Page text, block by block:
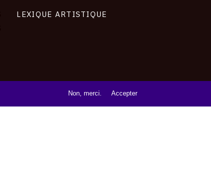
LEXIQUE ARTISTIQUE
Non, merci. Accepter